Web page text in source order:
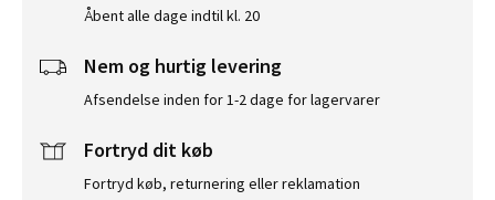
Åbent alle dage indtil kl. 20
Nem og hurtig levering
Afsendelse inden for 1-2 dage for lagervarer
Fortryd dit køb
Fortryd køb, returnering eller reklamation